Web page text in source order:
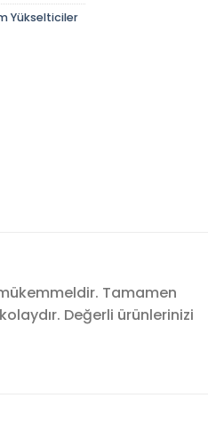
Yükselticiler
Tamamen
Değerli ürünlerinizi